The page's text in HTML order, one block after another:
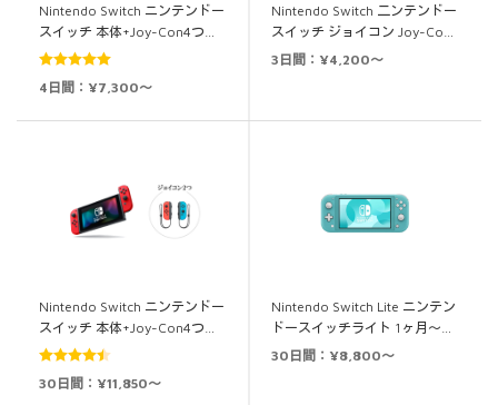
Nintendo Switch ニンテンドー
スイッチ 本体+Joy-Con4つ…
5段階中
4日間：¥7,300～
Nintendo Switch 二ンテンドー
スイッチ ジョイコン Joy-Co…
3日間：¥4,200～
Nintendo Switch ニンテンドー
スイッチ 本体+Joy-Con4つ…
5段階中
30日間：¥11,850～
Nintendo Switch Lite ニンテン
ドースイッチライト 1ヶ月～…
30日間：¥8,800～